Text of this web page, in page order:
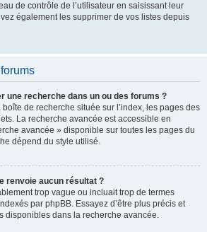
de contrôle de l’utilisateur en saisissant leur
également les supprimer de vos listes depuis
une recherche dans un ou des forums ?
de recherche située sur l’index, les pages des
La recherche avancée est accessible en
avancée » disponible sur toutes les pages du
dépend du style utilisé.
renvoie aucun résultat ?
trop vague ou incluait trop de termes
par phpBB. Essayez d’être plus précis et
disponibles dans la recherche avancée.